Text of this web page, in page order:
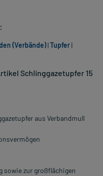
Schlinggazetupfer 15
aus Verbandmull
sowie zur großflächigen
(Verbände)|Tupfer|